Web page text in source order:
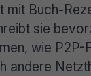
mit Buch-
sie
wie P2P-
andere